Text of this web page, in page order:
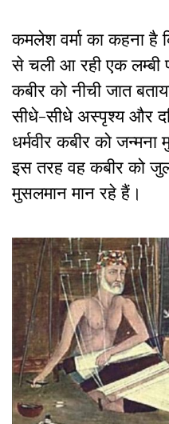
कमलेश वर्मा का कहना
से चली आ रही एक लम्बी
कबीर को नीची जात
सीधे-सीधे अस्पृश्य और
धर्मवीर कबीर को
इस तरह वह कबीर को
मुसलमान मान रहे हैं।